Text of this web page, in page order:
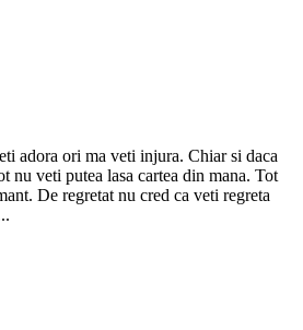
adora ori ma veti injura. Chiar si daca
nu veti putea lasa cartea din mana. Tot
De regretat nu cred ca veti regreta